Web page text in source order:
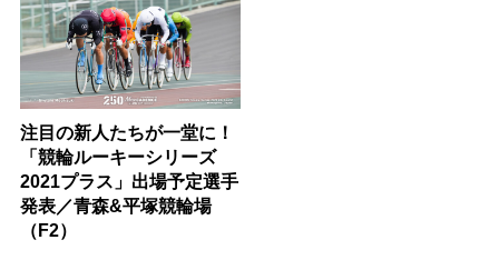
注目の新人たちが一堂に！
「競輪ルーキーシリーズ
2021プラス」出場予定選手
発表／青森&平塚競輪場
（F2）